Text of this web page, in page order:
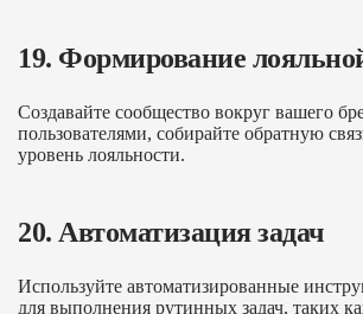
19. Формирование
Создавайте сообщество вокруг вашего
пользователями, собирайте обратную
уровень лояльности.
20. Автоматизация задач
Используйте автоматизированные
для выполнения рутинных задач, таких